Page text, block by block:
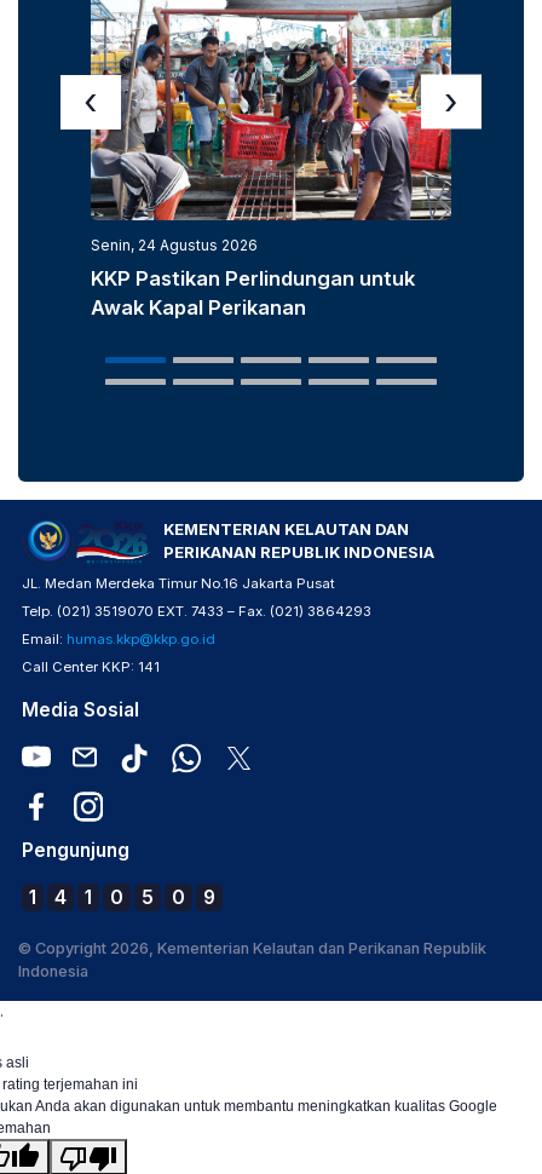
Senin, 24 Agustus 2026
KKP Pastikan Perlindungan untuk
Awak Kapal Perikanan
‹ ›
KEMENTERIAN KELAUTAN DAN
PERIKANAN REPUBLIK INDONESIA
JL. Medan Merdeka Timur No.16 Jakarta Pusat
Telp. (021) 3519070 EXT. 7433 – Fax. (021) 3864293
Email: humas.kkp@kkp.go.id
Call Center KKP: 141
Media Sosial
Pengunjung
1 4 1 0 5 0 9
© Copyright 2026, Kementerian Kelautan dan Perikanan Republik
Indonesia
.
asli
terjemahan ini
Anda akan digunakan untuk membantu meningkatkan kualitas Google